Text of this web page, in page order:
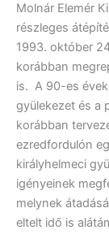
Molnár Elemér
részleges
1993. október
korábban
is. A 90-es
gyülekezet és a
korábban
ezredfordulón
királyhelmeci
igényeinek
melynek
eltelt idő is